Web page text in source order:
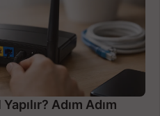
Adım Adım